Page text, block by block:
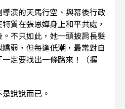
演的天馬行空、與幕後行政
質在張恩嬅身上和平共處，
不只如此，她一頭披肩長髮
弱，但每逢低潮，最常對自
定要找出一條路來！（握
說說而已。